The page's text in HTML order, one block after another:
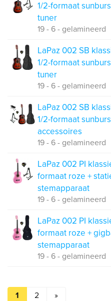
1/2-formaat
tuner
19 - 6 - gelamineerd
LaPaz 002 SB
1/2-formaat
tuner
19 - 6 - gelamineerd
LaPaz 002 SB
1/2-formaat
accessoires
19 - 6 - gelamineerd
LaPaz 002 PI
formaat roze +
stemapparaat
19 - 6 - gelamineerd
LaPaz 002 PI
formaat roze +
stemapparaat
19 - 6 - gelamineerd
1 2 »